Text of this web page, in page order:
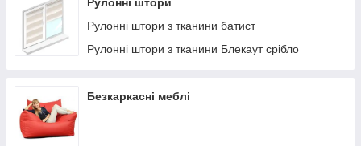
Рулонні штори з тканини батист
Рулонні штори з тканини Блекаут срібло
Безкаркасні меблі